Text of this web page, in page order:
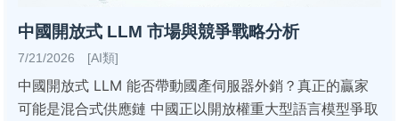
中國開放式 LLM 市場與競爭戰略分析
7/21/2026 [AI類]
中國開放式 LLM 能否帶動國產伺服器外銷？真正的贏家
可能是混合式供應鏈 中國正以開放權重大型語言模型爭取